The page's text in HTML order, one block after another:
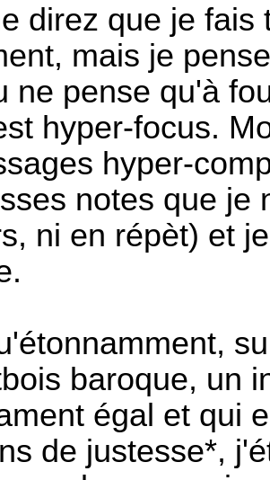
direz que je
mais je
ne pense qu'à
hyper-focus.
hyper-
notes que je
ni en répèt) et
baroque, un
égal et qui
de justesse*,